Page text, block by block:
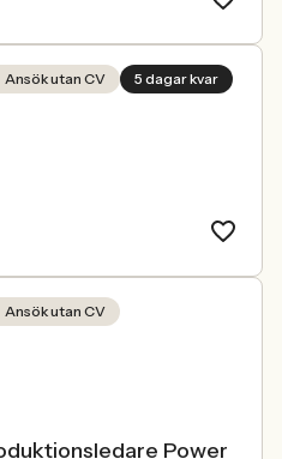
Ansök utan CV 5 dagar kvar
Ansök utan CV
Power